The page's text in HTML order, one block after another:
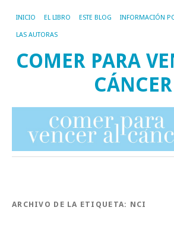
INICIO EL LIBRO ESTE BLOG INFORMACIÓN
LAS AUTORAS
COMER PARA
CÁNCER
ARCHIVO DE LA ETIQUETA: NCI